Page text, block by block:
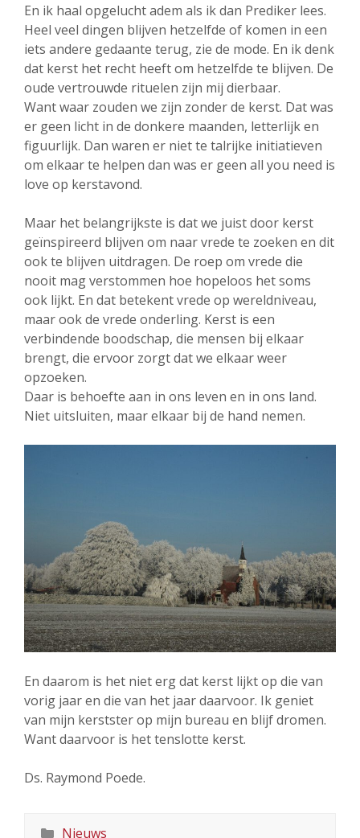
En ik haal opgelucht adem als ik dan Prediker lees.
Heel veel dingen blijven hetzelfde of komen in een
iets andere gedaante terug, zie de mode. En ik denk
dat kerst het recht heeft om hetzelfde te blijven. De
oude vertrouwde rituelen zijn mij dierbaar.
Want waar zouden we zijn zonder de kerst. Dat was
er geen licht in de donkere maanden, letterlijk en
figuurlijk. Dan waren er niet te talrijke initiatieven
om elkaar te helpen dan was er geen all you need is
love op kerstavond.
Maar het belangrijkste is dat we juist door kerst
geïnspireerd blijven om naar vrede te zoeken en dit
ook te blijven uitdragen. De roep om vrede die
nooit mag verstommen hoe hopeloos het soms
ook lijkt. En dat betekent vrede op wereldniveau,
maar ook de vrede onderling. Kerst is een
verbindende boodschap, die mensen bij elkaar
brengt, die ervoor zorgt dat we elkaar weer
opzoeken.
Daar is behoefte aan in ons leven en in ons land.
Niet uitsluiten, maar elkaar bij de hand nemen.
En daarom is het niet erg dat kerst lijkt op die van
vorig jaar en die van het jaar daarvoor. Ik geniet
van mijn kerstster op mijn bureau en blijf dromen.
Want daarvoor is het tenslotte kerst.
Ds. Raymond Poede.
Categorieën
Nieuws